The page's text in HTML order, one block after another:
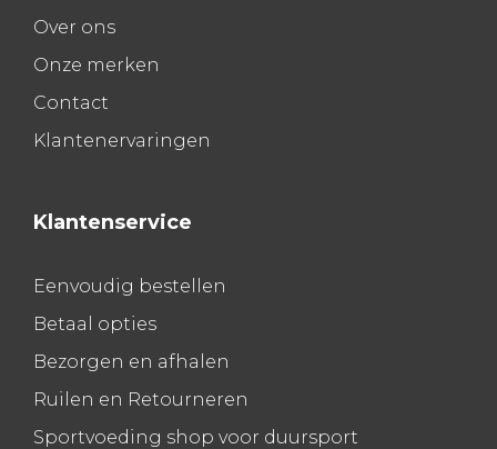
Over ons
Onze merken
Contact
Klantenervaringen
Klantenservice
Eenvoudig bestellen
Betaal opties
Bezorgen en afhalen
Ruilen en Retourneren
Sportvoeding shop voor duursport